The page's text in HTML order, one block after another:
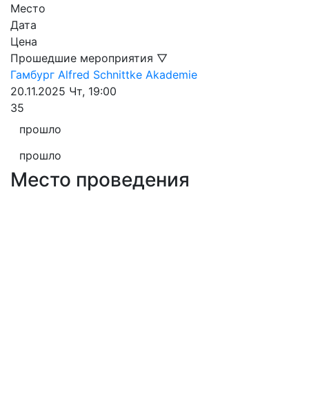
Место
Дата
Цена
Прошедшие мероприятия ▽
Гамбург Alfred Schnittke Akademie
20.11.2025 Чт, 19:00
35
прошло
прошло
Место проведения